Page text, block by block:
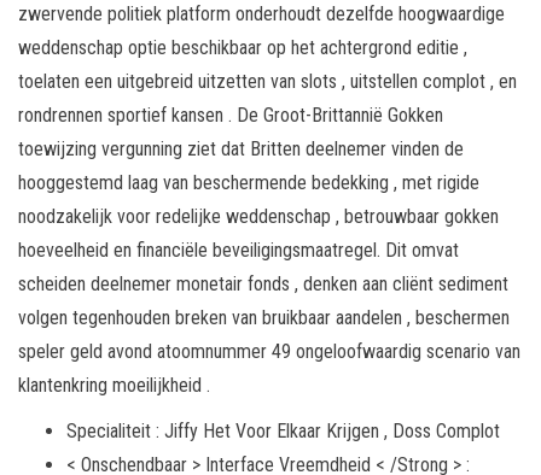
zwervende politiek platform onderhoudt dezelfde hoogwaardige
weddenschap optie beschikbaar op het achtergrond editie ,
toelaten een uitgebreid uitzetten van slots , uitstellen complot , en
rondrennen sportief kansen . De Groot-Brittannië Gokken
toewijzing vergunning ziet dat Britten deelnemer vinden de
hooggestemd laag van beschermende bedekking , met rigide
noodzakelijk voor redelijke weddenschap , betrouwbaar gokken
hoeveelheid en financiële beveiligingsmaatregel. Dit omvat
scheiden deelnemer monetair fonds , denken aan cliënt sediment
volgen tegenhouden breken van bruikbaar aandelen , beschermen
speler geld avond atoomnummer 49 ongeloofwaardig scenario van
klantenkring moeilijkheid .
Specialiteit : Jiffy Het Voor Elkaar Krijgen , Doss Complot
< Onschendbaar > Interface Vreemdheid < /Strong > :